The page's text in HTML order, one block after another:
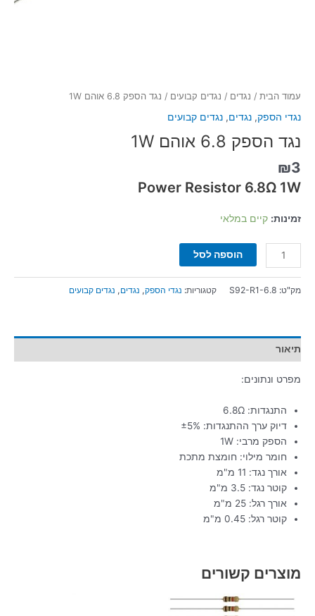
עמוד הבית / נגדים / נגדים קבועים / נגד הספק 6.8 אוהם 1W
נגדי הספק, נגדים, נגדים קבועים
נגד הספק 6.8 אוהם 1W
₪3
Power Resistor 6.8Ω 1W
זמינות: קיים במלאי
הוספה לסל
מק"ט: S92-R1-6.8 קטגוריות: נגדי הספק, נגדים , נגדים קבועים
תיאור
מפרט ונתונים:
התנגדות: 6.8Ω
דיוק ערך ההתנגדות: ±5%
הספק מרבי: 1W
חומר מילוי: חומצת מתכת
אורך נגד: 11 מ"מ
קוטר נגד: 3.5 מ"מ
אורך רגל: 25 מ"מ
קוטר רגל: 0.45 מ"מ
מוצרים קשורים